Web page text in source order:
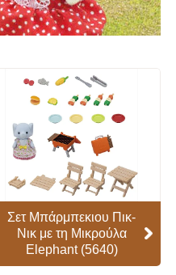
Σετ Μπάρμπεκιου Πικ-
Νικ με τη Μικρούλα
Elephant (5640)